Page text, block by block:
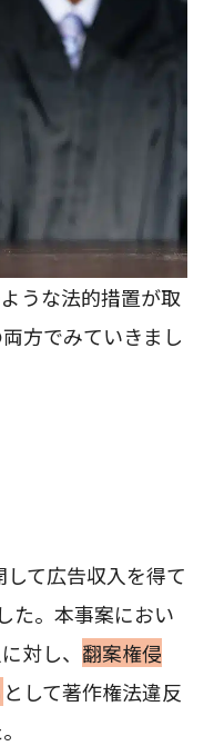
うな法的措置が取
方でみていきまし
て広告収入を得て
た。本事案におい
対し、 翻案権侵
として著作権法違反